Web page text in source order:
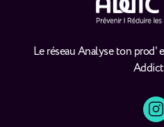
Le réseau Analyse ton prod'